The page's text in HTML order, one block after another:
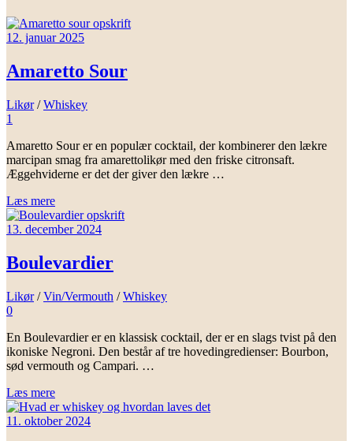
12. januar 2025
Amaretto Sour
Likør/Whiskey
1
Amaretto Sour er en populær cocktail, der kombinerer den lækre
marcipan smag fra amarettolikør med den friske citronsaft.
Æggehviderne er det der giver den lækre …
Læs mere
13. december 2024
Boulevardier
Likør/Vin/Vermouth /Whiskey
0
En Boulevardier er en klassisk cocktail, der er en slags tvist på den
ikoniske Negroni. Den består af tre hovedingredienser: Bourbon,
sød vermouth og Campari. …
Læs mere
11. oktober 2024